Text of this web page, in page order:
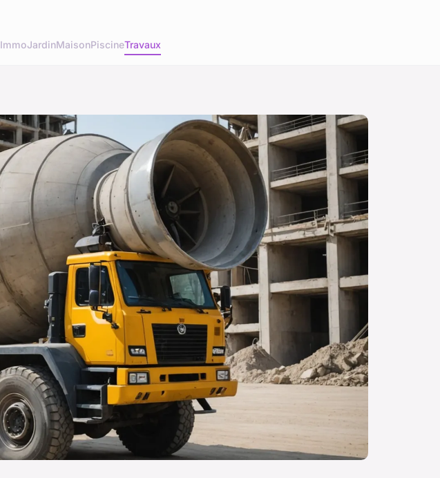
ImmoJardinMaisonPiscineTravaux